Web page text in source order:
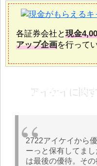
各証券会社と現金
アップ企画を行って
アイケイに関
2722アイケイから
ーっと保有してま
は最後の優待。そ